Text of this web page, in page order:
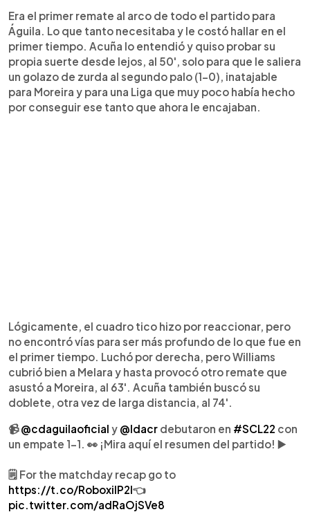
Era el primer remate al arco de todo el partido para
Águila. Lo que tanto necesitaba y le costó hallar en el
primer tiempo. Acuña lo entendió y quiso probar su
propia suerte desde lejos, al 50', solo para que le saliera
un golazo de zurda al segundo palo (1-0), inatajable
para Moreira y para una Liga que muy poco había hecho
por conseguir ese tanto que ahora le encajaban.
Lógicamente, el cuadro tico hizo por reaccionar, pero
no encontró vías para ser más profundo de lo que fue en
el primer tiempo. Luchó por derecha, pero Williams
cubrió bien a Melara y hasta provocó otro remate que
asustó a Moreira, al 63'. Acuña también buscó su
doblete, otra vez de larga distancia, al 74'.
📹@cdaguilaoficial y @ldacr debutaron en #SCL22 con
un empate 1-1. 👀 ¡Mira aquí el resumen del partido! ▶️
🗒️ For the matchday recap go to
https://t.co/RoboxilP2l👈
pic.twitter.com/adRaOjSVe8